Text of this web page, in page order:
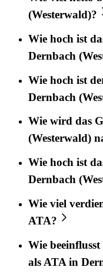
(Westerwald)?
Wie hoch ist
Dernbach
Wie hoch ist
Dernbach
Wie wird das
(Westerwald)
Wie hoch ist
Dernbach
Wie viel
ATA?
Wie
als ATA in